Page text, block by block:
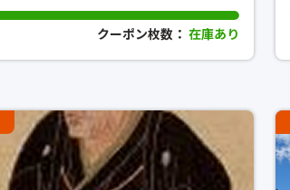
クーポン枚数： 在庫あり